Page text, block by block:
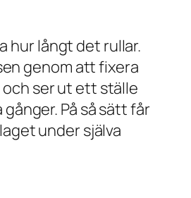
hur långt det rullar.
genom att fixera
ser ut ett ställe
På så sätt får
under själva